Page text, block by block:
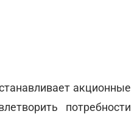
акционные
потребности